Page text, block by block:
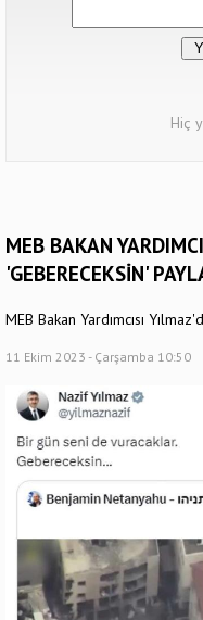
Hiç
MEB BAKAN
'GEBERECEKSİN'
MEB Bakan Yardımcısı
11 Ekim 2023 - Çarşamba 10:50